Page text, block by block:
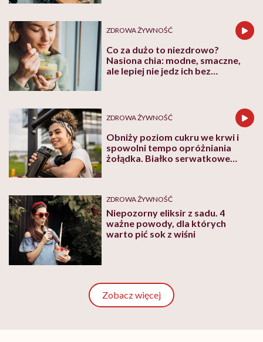
ZDROWA ŻYWNOŚĆ
Co za dużo to niezdrowo?
Nasiona chia: modne, smaczne,
ale lepiej nie jedz ich bez
ZDROWA ŻYWNOŚĆ
Obniży poziom cukru we krwi i
spowolni tempo opróżniania
żołądka. Białko serwatkowe
ZDROWA ŻYWNOŚĆ
Niepozorny eliksir z sadu. 4
ważne powody, dla których
warto pić sok z wiśni
Zobacz więcej